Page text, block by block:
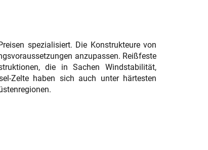
spezialisiert. Die Konstrukteure von
anzupassen. Reißfeste
die in Sachen Windstabilität,
Zelte haben sich auch unter härtesten